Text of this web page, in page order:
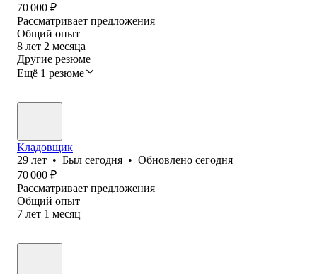
70 000 ₽
Рассматривает предложения
Общий опыт
8 лет 2 месяца
Другие резюме
Ещё 1 резюме
Кладовщик
29 лет • Был сегодня • Обновлено сегодня
70 000 ₽
Рассматривает предложения
Общий опыт
7 лет 1 месяц